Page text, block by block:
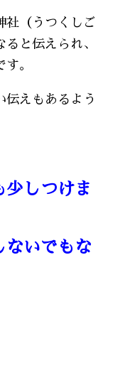
社（うつくしご
と伝えられ、
。
伝えもあるよう
少しつけま
ないでもな